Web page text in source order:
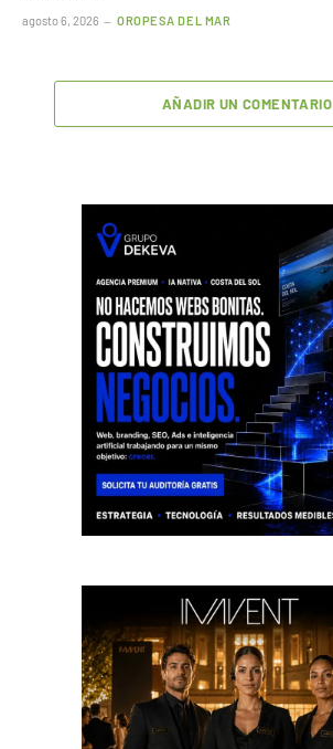
agosto 6, 2026 OROPESA DEL MAR
AÑADIR UN COMENTARIO